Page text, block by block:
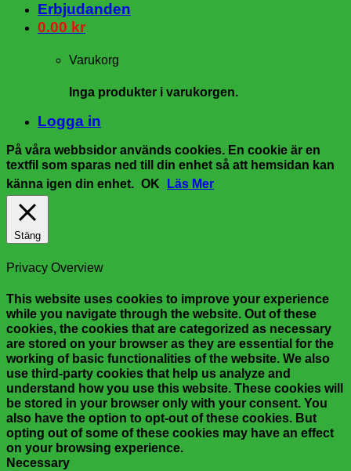
Erbjudanden
0.00 kr
Varukorg
Inga produkter i varukorgen.
Logga in
På våra webbsidor används cookies. En cookie är en
textfil som sparas ned till din enhet så att hemsidan kan
känna igen din enhet. OK Läs Mer
Stäng
Privacy Overview
This website uses cookies to improve your experience
while you navigate through the website. Out of these
cookies, the cookies that are categorized as necessary
are stored on your browser as they are essential for the
working of basic functionalities of the website. We also
use third-party cookies that help us analyze and
understand how you use this website. These cookies will
be stored in your browser only with your consent. You
also have the option to opt-out of these cookies. But
opting out of some of these cookies may have an effect
on your browsing experience.
Necessary